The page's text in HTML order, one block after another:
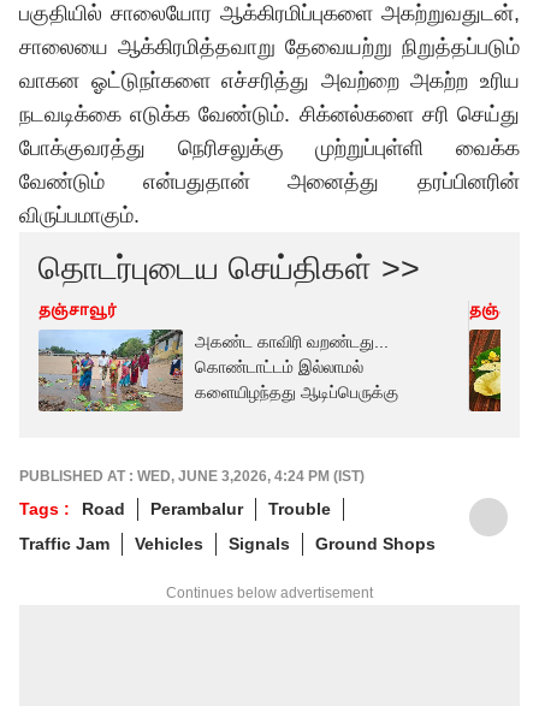
பகுதியில் சாலையோர ஆக்கிரமிப்புகளை அகற்றுவதுடன்,
சாலையை ஆக்கிரமித்தவாறு தேவையற்று நிறுத்தப்படும்
வாகன ஓட்டுநா்களை எச்சரித்து அவற்றை அகற்ற உரிய
நடவடிக்கை எடுக்க வேண்டும். சிக்னல்களை சரி செய்து
போக்குவரத்து நெரிசலுக்கு முற்றுப்புள்ளி வைக்க
வேண்டும் என்பதுதான் அனைத்து தரப்பினரின்
விருப்பமாகும்.
தொடர்புடைய செய்திகள் >>
தஞ்சாவூர்
அகண்ட காவிரி வறண்டது...
கொண்டாட்டம் இல்லாமல்
களையிழந்தது ஆடிப்பெருக்கு
PUBLISHED AT : WED, JUNE 3,2026, 4:24 PM (IST)
Tags : Road Perambalur
Trouble
Traffic Jam
Vehicles Signals Ground Shops
Continues below advertisement